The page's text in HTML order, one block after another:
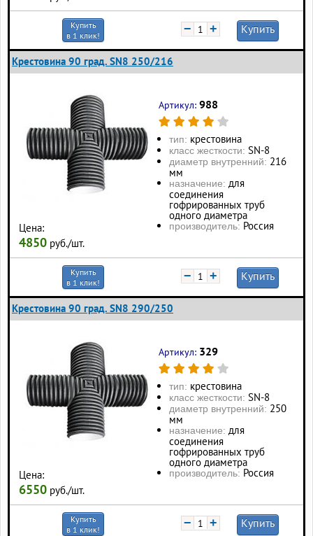
Купить
в 1 клик!
− + Купить
Крестовина 90 град. SN8 250/216
Цена:
4850 руб./шт.
Артикул: 988
тип: крестовина
класс жесткости: SN-8
диаметр внутренний: 216
мм
назначение: для
соединения
гофрированных труб
одного диаметра
производитель: Россия
Купить
в 1 клик!
− + Купить
Крестовина 90 град. SN8 290/250
Цена:
6550 руб./шт.
Артикул: 329
тип: крестовина
класс жесткости: SN-8
диаметр внутренний: 250
мм
назначение: для
соединения
гофрированных труб
одного диаметра
производитель: Россия
Купить
в 1 клик!
− + Купить